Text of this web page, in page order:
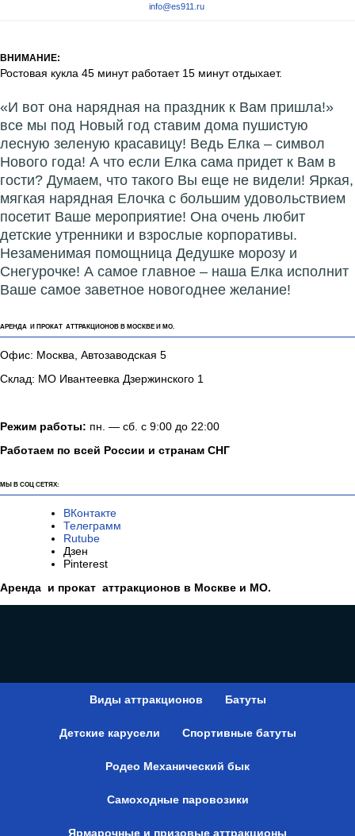
info@es911.ru
ВНИМАНИЕ:
Ростовая кукла 45 минут работает 15 минут отдыхает.
«И вот она нарядная на праздник к Вам пришла!»
все мы под Новый год ставим дома пушистую
лесную зеленую красавицу! Ведь Елка – символ
Нового года! А что если Елка сама придет к Вам в
гости? Думаем, что такого Вы еще не видели! Яркая,
мягкая нарядная Елочка с большим удовольствием
посетит Ваше мероприятие! Она очень любит
детские утренники и взрослые корпоративы.
Незаменимая помощница Дедушке морозу и
Снегурочке! А самое главное – наша Елка исполнит
Ваше самое заветное новогоднее желание!
АРЕНДА И ПРОКАТ АТТРАКЦИОНОВ В МОСКВЕ И МО.
Офис: Москва, Автозаводская 5
Склад: МО Ивантеевка Дзержинского 1
Режим работы: пн. — сб. с 9:00 до 22:00
Работаем по всей России и странам СНГ
МЫ В СОЦ СЕТЯХ:
ВКонтакте
Телеграмм
Rutube
Дзен
Pinterest
Аренда и прокат аттракционов в Москве и МО.
Виды аттракционов Батуты
Детские карусели Спортивные батуты
Родео Механический бык
Самоходные паровозики
Ярмарочные и призовые аттракционы